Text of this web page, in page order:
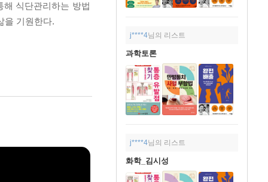
j****4님의 리스트
과학토론
j****4님의 리스트
화학_김시성
식단관리하는 방법
을 기원한다.